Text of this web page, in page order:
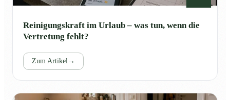
Reinigungskraft im Urlaub – was tun, wenn die
Vertretung fehlt?
Zum Artikel→